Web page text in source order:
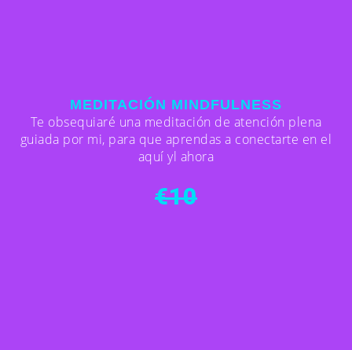
MEDITACIÓN MINDFULNESS
Te obsequiaré una meditación de atención plena
guiada por mi, para que aprendas a conectarte en el
aquí yl ahora
€10